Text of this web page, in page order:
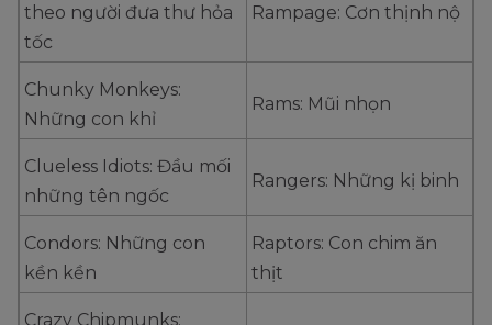
theo người đưa thư hỏa
tốc
Rampage: Cơn thịnh nộ
Chunky Monkeys:
Những con khỉ
Rams: Mũi nhọn
Clueless Idiots: Đầu mối
những tên ngốc
Rangers: Những kị binh
Condors: Những con
kền kền
Raptors: Con chim ăn
thịt
Crazy Chipmunks: